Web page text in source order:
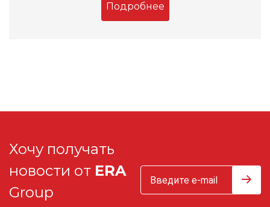
Подробнее
Хочу получать
новости от ERA
Group